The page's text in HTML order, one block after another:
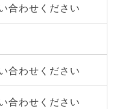
合わせください
合わせください
合わせください